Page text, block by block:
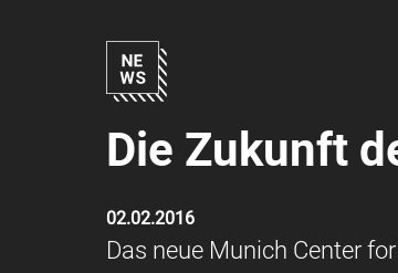
Die Zukunft
02.02.2016
Das neue Munich Center